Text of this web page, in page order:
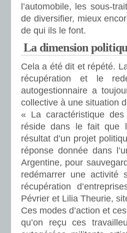
l’automobile, les sous-
de diversifier, mieux
de qui ils le font.
La dimension
Cela a été dit et répété.
récupération et le
autogestionnaire a
collective à une situation
« La caractéristique
réside dans le fait que
résultat d’un projet
réponse donnée dans
Argentine, pour
redémarrer une activité
récupération
Pévrier et Lilia Theurie,
Ces modes d’action et
qu’on reçu ces